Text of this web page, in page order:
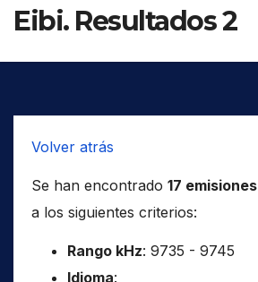
Eibi. Resultados 2
Volver atrás
Se han encontrado 17 emisiones
a los siguientes criterios:
Rango kHz: 9735 - 9745
Idioma: